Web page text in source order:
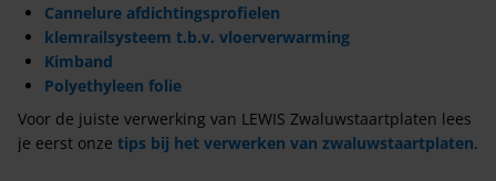
Cannelure afdichtingsprofielen
klemrailsysteem t.b.v. vloerverwarming
Kimband
Polyethyleen folie
Voor de juiste verwerking van LEWIS Zwaluwstaartplaten lees
je eerst onze tips bij het verwerken van zwaluwstaartplaten.